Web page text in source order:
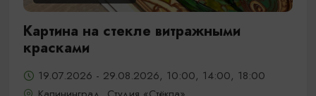
Картина на стекле витражными
красками
19.07.2026 - 29.08.2026, 10:00, 14:00, 18:00